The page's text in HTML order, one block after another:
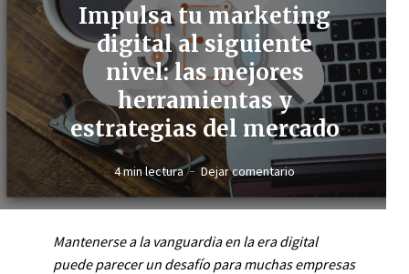
Impulsa tu marketing
digital al siguiente
nivel: las mejores
herramientas y
estrategias del mercado
4 min lectura Dejar comentario
Mantenerse a la vanguardia en la era digital
puede parecer un desafío para muchas empresas